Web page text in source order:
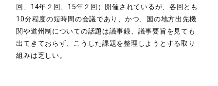
回、14年２回、15年２回）開催されているが、各回とも
10分程度の短時間の会議であり、かつ、国の地方出先機
関や道州制についての話題は議事録、議事要旨を見ても
出てきておらず、こうした課題を整理しようとする取り
組みは乏しい。